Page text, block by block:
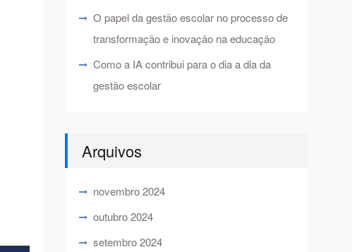
O papel da gestão escolar no processo de
transformação e inovação na educação
Como a IA contribui para o dia a dia da
gestão escolar
Arquivos
novembro 2024
outubro 2024
setembro 2024